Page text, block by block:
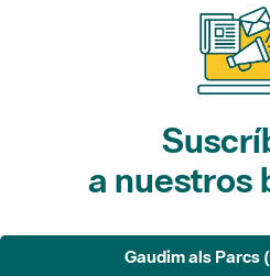
a nuestros
Gaudim als Parcs